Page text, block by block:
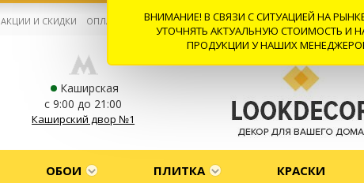
АКЦИИ И СКИДКИ ОПЛАТА И ДОСТАВКА СОТРУДНИЧЕСТВО КОНТАКТЫ
Каширская
с 9:00 до 21:00
Каширский двор №1
ОБОИ ПЛИТКА КРАСКИ
ВНИМАНИЕ! В СВЯЗИ С СИТУАЦИЕЙ НА
УТОЧНЯТЬ АКТУАЛЬНУЮ СТОИМОСТЬ И
ПРОДУКЦИИ У НАШИХ